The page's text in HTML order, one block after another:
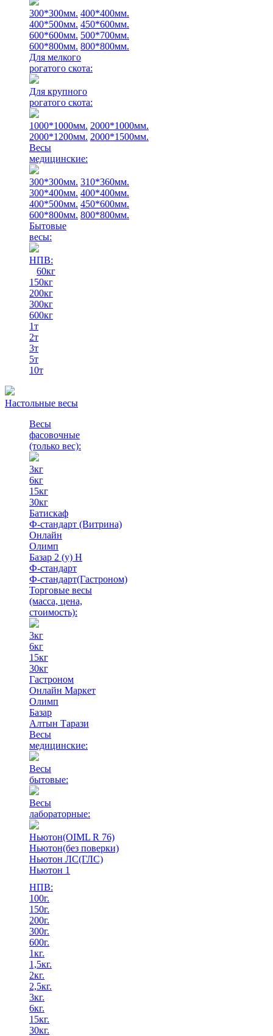
300*300мм. 400*400мм.
400*500мм. 450*600мм.
600*600мм. 500*700мм.
600*800мм. 800*800мм.
Для мелкого
рогатого скота:
Для крупного
рогатого скота:
1000*1000мм. 2000*1000мм.
2000*1200мм. 2000*1500мм.
Весы
медицинские:
300*300мм. 310*360мм.
300*400мм. 400*400мм.
400*500мм. 450*600мм.
600*800мм. 800*800мм.
Бытовые
весы:
НПВ:
60кг
150кг
200кг
300кг
600кг
1т
2т
3т
5т
10т
Настольные весы
Весы
фасовочные
(только вес):
3кг
6кг
15кг
30кг
Батискаф
Ф-стандарт (Витрина)
Онлайн
Олимп
Базар 2 (у) Н
Ф-стандарт
Ф-стандарт(Гастроном)
Торговые весы
(масса, цена,
стоимость):
3кг
6кг
15кг
30кг
Гастроном
Онлайн Маркет
Олимп
Базар
Алтын Тарази
Весы
медицинские:
Весы
бытовые:
Весы
лабораторные:
Ньютон(OIML R 76)
Ньютон(без поверки)
Ньютон ЛС(ГЛС)
Ньютон 1
НПВ:
100г.
150г.
200г.
300г.
600г.
1кг.
1,5кг.
2кг.
2,5кг.
3кг.
6кг.
15кг.
30кг.